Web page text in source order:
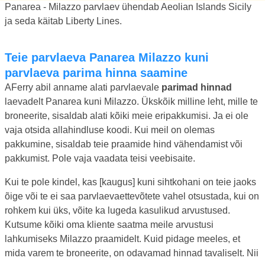
Panarea - Milazzo parvlaev ühendab Aeolian Islands Sicily
ja seda käitab Liberty Lines.
Teie parvlaeva Panarea Milazzo kuni
parvlaeva parima hinna saamine
AFerry abil anname alati parvlaevale parimad hinnad
laevadelt Panarea kuni Milazzo. Ükskõik milline leht, mille te
broneerite, sisaldab alati kõiki meie eripakkumisi. Ja ei ole
vaja otsida allahindluse koodi. Kui meil on olemas
pakkumine, sisaldab teie praamide hind vähendamist või
pakkumist. Pole vaja vaadata teisi veebisaite.
Kui te pole kindel, kas [kaugus] kuni sihtkohani on teie jaoks
õige või te ei saa parvlaevaettevõtete vahel otsustada, kui on
rohkem kui üks, võite ka lugeda kasulikud arvustused.
Kutsume kõiki oma kliente saatma meile arvustusi
lahkumiseks Milazzo praamidelt. Kuid pidage meeles, et
mida varem te broneerite, on odavamad hinnad tavaliselt. Nii